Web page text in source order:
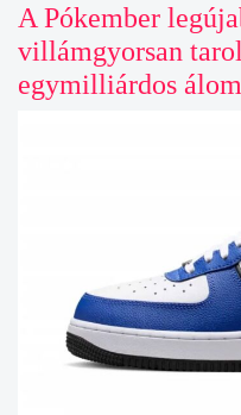
A Pókember
villámgyorsan
egymilliárdos